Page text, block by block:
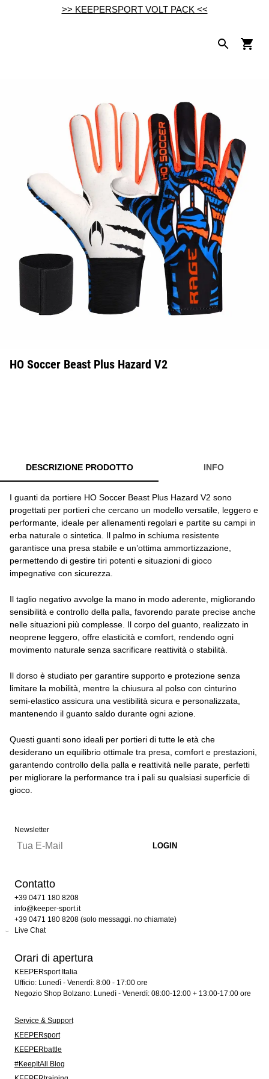
>> KEEPERSPORT VOLT PACK <<
HO Soccer Beast Plus Hazard V2
DESCRIZIONE PRODOTTO INFO
I guanti da portiere HO Soccer Beast Plus Hazard V2 sono
progettati per portieri che cercano un modello versatile, leggero e
performante, ideale per allenamenti regolari e partite su campi in
erba naturale o sintetica. Il palmo in schiuma resistente
garantisce una presa stabile e un’ottima ammortizzazione,
permettendo di gestire tiri potenti e situazioni di gioco
impegnative con sicurezza.
Il taglio negativo avvolge la mano in modo aderente, migliorando
sensibilità e controllo della palla, favorendo parate precise anche
nelle situazioni più complesse. Il corpo del guanto, realizzato in
neoprene leggero, offre elasticità e comfort, rendendo ogni
movimento naturale senza sacrificare reattività o stabilità.
Il dorso è studiato per garantire supporto e protezione senza
limitare la mobilità, mentre la chiusura al polso con cinturino
semi‑elastico assicura una vestibilità sicura e personalizzata,
mantenendo il guanto saldo durante ogni azione.
Questi guanti sono ideali per portieri di tutte le età che
desiderano un equilibrio ottimale tra presa, comfort e prestazioni,
garantendo controllo della palla e reattività nelle parate, perfetti
per migliorare la performance tra i pali su qualsiasi superficie di
gioco.
Newsletter
Contatto
+39 0471 180 8208
info@keeper-sport.it
+39 0471 180 8208 (solo messaggi. no chiamate)
Live Chat
Orari di apertura
KEEPERsport Italia
Ufficio: Lunedì - Venerdì: 8:00 - 17:00 ore
Negozio Shop Bolzano: Lunedì - Venerdì: 08:00-12:00 + 13:00-17:00 ore
Service & Support
KEEPERsport
KEEPERbattle
#KeepItAll Blog